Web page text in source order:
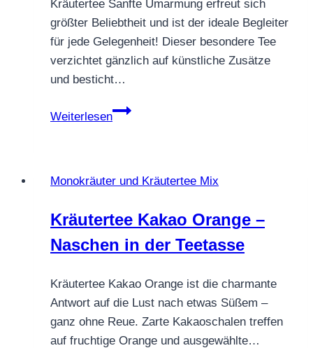
der
Tasse
Kräutertee Sanfte Umarmung erfreut sich
größter Beliebtheit und ist der ideale Begleiter
für jede Gelegenheit! Dieser besondere Tee
verzichtet gänzlich auf künstliche Zusätze
und besticht…
Weiterlesen
Kräutertee
Monokräuter und Kräutertee Mix
Kräutertee Kakao Orange –
Naschen in der Teetasse
Kräutertee Kakao Orange ist die charmante
Antwort auf die Lust nach etwas Süßem –
ganz ohne Reue. Zarte Kakaoschalen treffen
auf fruchtige Orange und ausgewählte…